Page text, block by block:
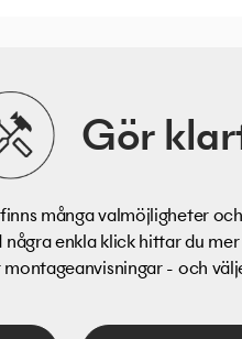
Gör
många valmöjligheter
några enkla klick hittar du
montageanvisningar - och